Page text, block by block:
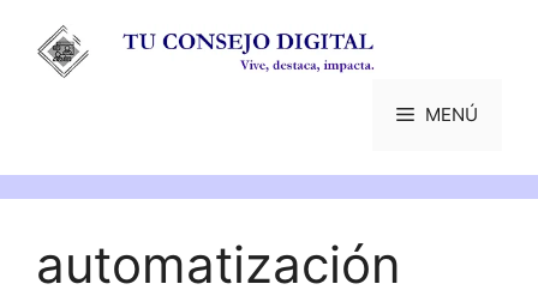
contenido
MENÚ
automatización